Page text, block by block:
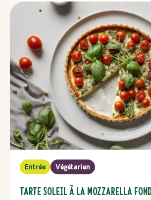
Entrée Végétarien
Tarte soleil à la mozzarella